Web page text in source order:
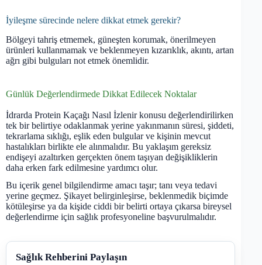
İyileşme sürecinde nelere dikkat etmek gerekir?
Bölgeyi tahriş etmemek, güneşten korumak, önerilmeyen
ürünleri kullanmamak ve beklenmeyen kızarıklık, akıntı, artan
ağrı gibi bulguları not etmek önemlidir.
Günlük Değerlendirmede Dikkat Edilecek Noktalar
İdrarda Protein Kaçağı Nasıl İzlenir konusu değerlendirilirken
tek bir belirtiye odaklanmak yerine yakınmanın süresi, şiddeti,
tekrarlama sıklığı, eşlik eden bulgular ve kişinin mevcut
hastalıkları birlikte ele alınmalıdır. Bu yaklaşım gereksiz
endişeyi azaltırken gerçekten önem taşıyan değişikliklerin
daha erken fark edilmesine yardımcı olur.
Bu içerik genel bilgilendirme amacı taşır; tanı veya tedavi
yerine geçmez. Şikayet belirginleşirse, beklenmedik biçimde
kötüleşirse ya da kişide ciddi bir belirti ortaya çıkarsa bireysel
değerlendirme için sağlık profesyoneline başvurulmalıdır.
Sağlık Rehberini Paylaşın